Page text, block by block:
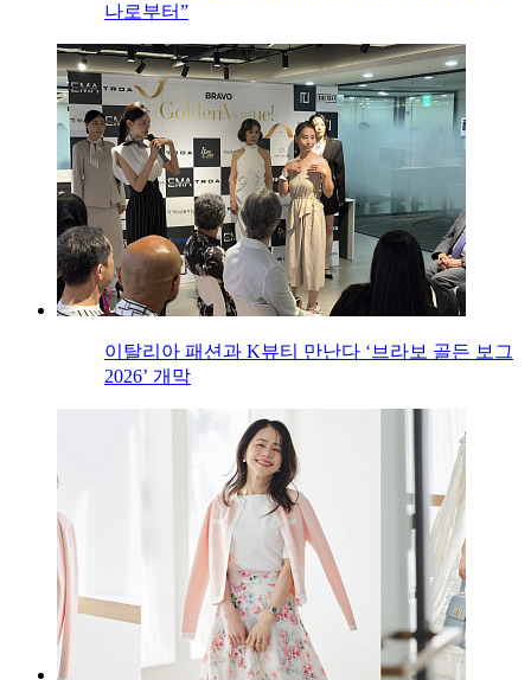
나로부터”
이탈리아 패션과 K뷰티 만난다 ‘브라보 골든 보그
2026’ 개막